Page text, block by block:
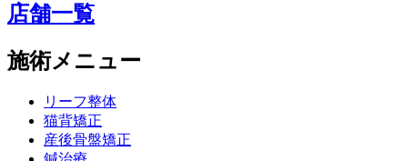
店舗一覧
施術メニュー
リーフ整体
猫背矯正
産後骨盤矯正